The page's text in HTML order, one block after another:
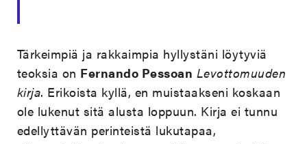
Tärkeimpiä ja rakkaimpia hyllystäni löytyviä
teoksia on Fernando Pessoan Levottomuuden
kirja. Erikoista kyllä, en muistaakseni koskaan
ole lukenut sitä alusta loppuun. Kirja ei tunnu
edellyttävän perinteistä lukutapaa,